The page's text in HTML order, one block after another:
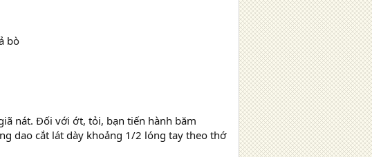
bò
nát. Đối với ớt, tỏi, bạn tiến hành băm
dao cắt lát dày khoảng 1/2 lóng tay theo thớ